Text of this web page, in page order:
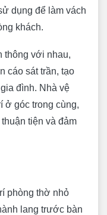
dụng để làm vách
khách.
thông với nhau,
cáo sát trần, tạo
đình. Nhà vệ
ở góc trong cùng,
tiện và đảm
phòng thờ nhỏ
lang trước bàn